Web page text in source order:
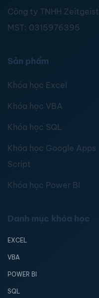
Công ty TNHH Zeitgeist
MST: 0315976395
Sản phẩm
Khóa học Excel
Khóa học VBA
Khóa học SQL
Khóa học Google Apps
Script
Khóa học Power BI
Danh mục khóa học
EXCEL
VBA
POWER BI
SQL